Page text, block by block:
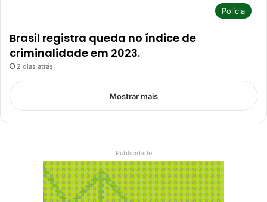
Polícia
Brasil registra queda no índice de
criminalidade em 2023.
2 dias atrás
Mostrar mais
Publicidade